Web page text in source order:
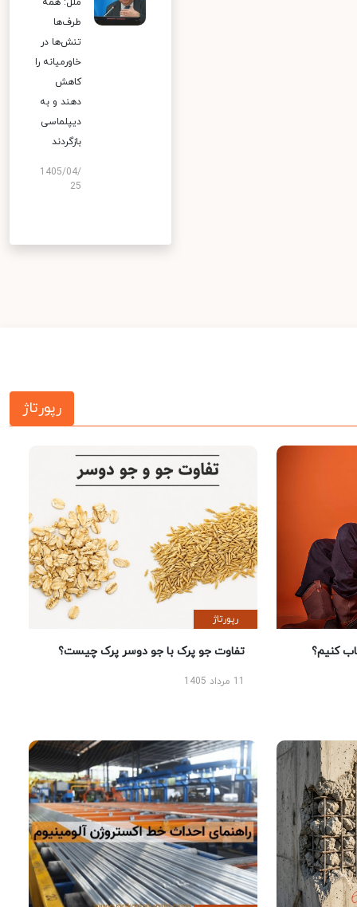
طرف‌ها
تنش‌ها در
خاورمیانه را
کاهش
دهند و به
دیپلماسی
بازگردند
1405/04/
25
رپورتاژ
کنیم؟
رپورتاژ
تفاوت جو پرک با جو دوسر پرک چیست؟